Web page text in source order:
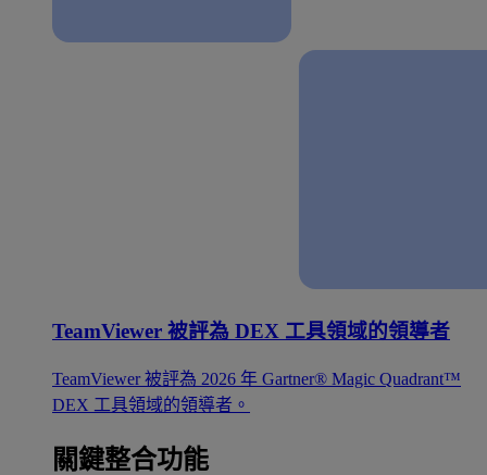
TeamViewer 被評為 DEX 工具領域的領導者
TeamViewer 被評為 2026 年 Gartner® Magic Quadrant™
DEX 工具領域的領導者。
關鍵整合功能